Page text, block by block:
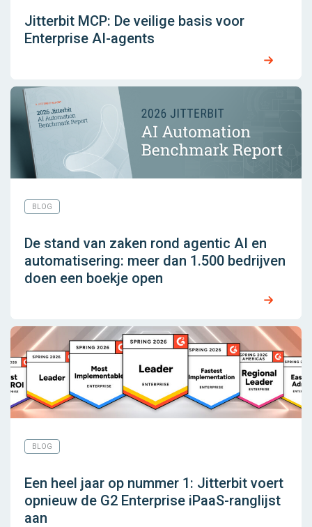
Jitterbit MCP: De veilige basis voor
Enterprise AI-agents
BLOG
De stand van zaken rond agentic AI en
automatisering: meer dan 1.500 bedrijven
doen een boekje open
BLOG
Een heel jaar op nummer 1: Jitterbit voert
opnieuw de G2 Enterprise iPaaS-ranglijst
aan